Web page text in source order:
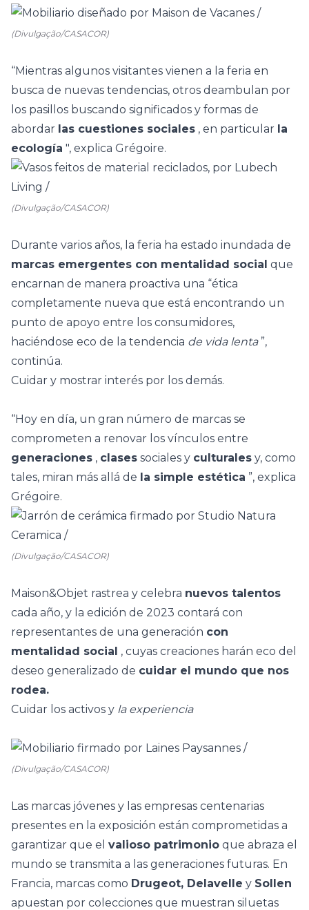
(Divulgação/CASACOR)
“Mientras algunos visitantes vienen a la feria en
busca de nuevas tendencias, otros deambulan por
los pasillos buscando significados y formas de
abordar las cuestiones sociales , en particular la
ecología ", explica Grégoire.
(Divulgação/CASACOR)
Durante varios años, la feria ha estado inundada de
marcas emergentes con mentalidad social que
encarnan de manera proactiva una “ética
completamente nueva que está encontrando un
punto de apoyo entre los consumidores,
haciéndose eco de la tendencia de vida lenta ”,
continúa.
Cuidar y mostrar interés por los demás.
“Hoy en día, un gran número de marcas se
comprometen a renovar los vínculos entre
generaciones , clases sociales y culturales y, como
tales, miran más allá de la simple estética ”, explica
Grégoire.
(Divulgação/CASACOR)
Maison&Objet rastrea y celebra nuevos talentos
cada año, y la edición de 2023 contará con
representantes de una generación con
mentalidad social , cuyas creaciones harán eco del
deseo generalizado de cuidar el mundo que nos
rodea.
Cuidar los activos y la experiencia
(Divulgação/CASACOR)
Las marcas jóvenes y las empresas centenarias
presentes en la exposición están comprometidas a
garantizar que el valioso patrimonio que abraza el
mundo se transmita a las generaciones futuras. En
Francia, marcas como Drugeot, Delavelle y Sollen
apuestan por colecciones que muestran siluetas